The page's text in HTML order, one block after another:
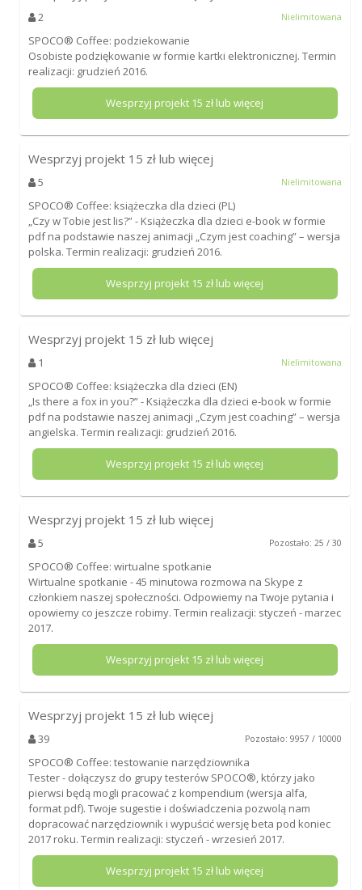
2 Nielimitowana
SPOCO® Coffee: podziekowanie
Osobiste podziękowanie w formie kartki elektronicznej. Termin
realizacji: grudzień 2016.
Wesprzyj projekt 15 zł lub więcej
Wesprzyj projekt 15 zł lub więcej
5 Nielimitowana
SPOCO® Coffee: książeczka dla dzieci (PL)
„Czy w Tobie jest lis?” - Książeczka dla dzieci e-book w formie
pdf na podstawie naszej animacji „Czym jest coaching” – wersja
polska. Termin realizacji: grudzień 2016.
Wesprzyj projekt 15 zł lub więcej
Wesprzyj projekt 15 zł lub więcej
1 Nielimitowana
SPOCO® Coffee: książeczka dla dzieci (EN)
„Is there a fox in you?” - Książeczka dla dzieci e-book w formie
pdf na podstawie naszej animacji „Czym jest coaching” – wersja
angielska. Termin realizacji: grudzień 2016.
Wesprzyj projekt 15 zł lub więcej
Wesprzyj projekt 15 zł lub więcej
5 Pozostało: 25 / 30
SPOCO® Coffee: wirtualne spotkanie
Wirtualne spotkanie - 45 minutowa rozmowa na Skype z
członkiem naszej społeczności. Odpowiemy na Twoje pytania i
opowiemy co jeszcze robimy. Termin realizacji: styczeń - marzec
2017.
Wesprzyj projekt 15 zł lub więcej
Wesprzyj projekt 15 zł lub więcej
39 Pozostało: 9957 / 10000
SPOCO® Coffee: testowanie narzędziownika
Tester - dołączysz do grupy testerów SPOCO®, którzy jako
pierwsi będą mogli pracować z kompendium (wersja alfa,
format pdf). Twoje sugestie i doświadczenia pozwolą nam
dopracować narzędziownik i wypuścić wersję beta pod koniec
2017 roku. Termin realizacji: styczeń - wrzesień 2017.
Wesprzyj projekt 15 zł lub więcej